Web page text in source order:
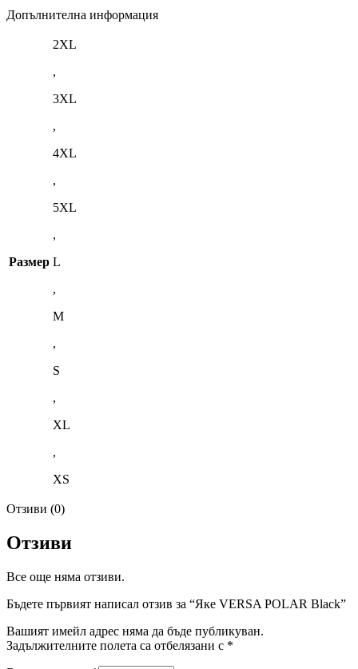
Допълнителна информация
Размер
2XL
,
3XL
,
4XL
,
5XL
,
L
,
M
,
S
,
XL
,
XS
Отзиви (0)
Отзиви
Все още няма отзиви.
Бъдете първият написал отзив за “Яке VERSA POLAR Black”
Вашият имейл адрес няма да бъде публикуван.
Задължителните полета са отбелязани с *